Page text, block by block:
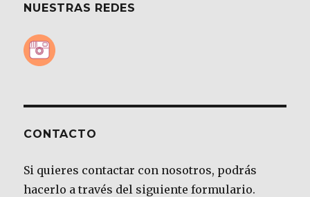
NUESTRAS REDES
CONTACTO
Si quieres contactar con nosotros, podrás
hacerlo a través del siguiente formulario.